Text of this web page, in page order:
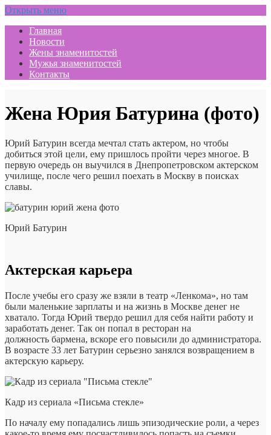
Открыть меню
Главная
Новости
Жены знаменитостей
Мужья знаменитостей
Контакты
Жена Юрия Батурина (фото)
Юрий Батурин всегда мечтал стать актером, но чтобы
добиться этой цели, ему пришлось пройти через многое. В
первую очередь он выучился в Днепропетровском актерском
училище, после чего решил поехать в Москву в поисках
славы.
Юрий Батурин
Актерская карьера
После учебы его сразу же взяли в театр «Ленкома», но там
были маленькие зарплаты и на жизнь в Москве денег не
хватало. Тогда Юрий твердо решил для себя найти работу и
заработать денег. Так он попал в ресторан на
должность бармена, вскоре его повысили до администратора.
В возрасте 33 лет Батурин серьезно занялся возвращением в
актерскую карьеру.
Кадр из сериала «Письма стекле»
По началу ему попадались лишь эпизодические роли, а через